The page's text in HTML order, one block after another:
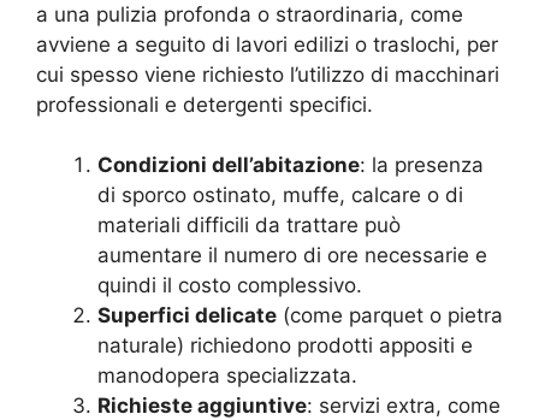
a una pulizia profonda o straordinaria, come
avviene a seguito di lavori edilizi o traslochi, per
cui spesso viene richiesto l’utilizzo di macchinari
professionali e detergenti specifici.
Condizioni dell’abitazione: la presenza
di sporco ostinato, muffe, calcare o di
materiali difficili da trattare può
aumentare il numero di ore necessarie e
quindi il costo complessivo.
Superfici delicate (come parquet o pietra
naturale) richiedono prodotti appositi e
manodopera specializzata.
Richieste aggiuntive: servizi extra, come